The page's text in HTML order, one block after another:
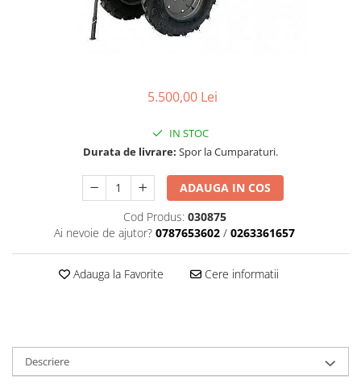
Carcasa ambreiaj
Carcasa demaror
Gheara doborare
Maner frana
Melc ulei
Rulmenti
5.500,00 Lei
IN STOC
Durata de livrare: Spor la Cumparaturi.
ADAUGA IN COS
Cod Produs: 030875
Ai nevoie de ajutor? 0787653602 / 0263361657
Adauga la Favorite Cere informatii
Descriere